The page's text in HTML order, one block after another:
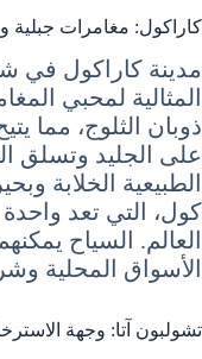
كاراكول: مغامرات جبلية
مدينة كاراكول في
المثالية لمحبي
ذوبان الثلوج، مما
على الجليد وتسلق
الطبيعية الخلابة
كول، التي تعد
العالم. السياح
الأسواق المحلية
تشولبون آتا: وجهة